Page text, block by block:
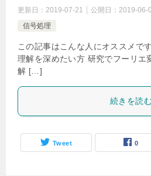
更新日： 2019-07-21 公開日： 2019-06-
信号処理
この記事はこんな人にオススメで
理解を深めたい方 研究でフーリエ
解 […]
続きを読
Tweet 0